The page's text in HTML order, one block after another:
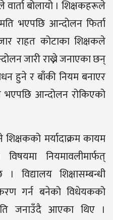
बोलायो । शिक्षकहरूले
भएपछि आन्दोलन फिर्ता
राहत कोटाका शिक्षकले
जारी राख्ने जनाएका छन्
हुने र बाँकी नियम बनाएर
भएपछि आन्दोलन रोकिएको
शिक्षकको मर्यादाक्रम कायम
नियमावलीमार्फत्
शिक्षासम्बन्धी
गर्न बनेको विधेयकको
जनाउँदै आएका थिए ।